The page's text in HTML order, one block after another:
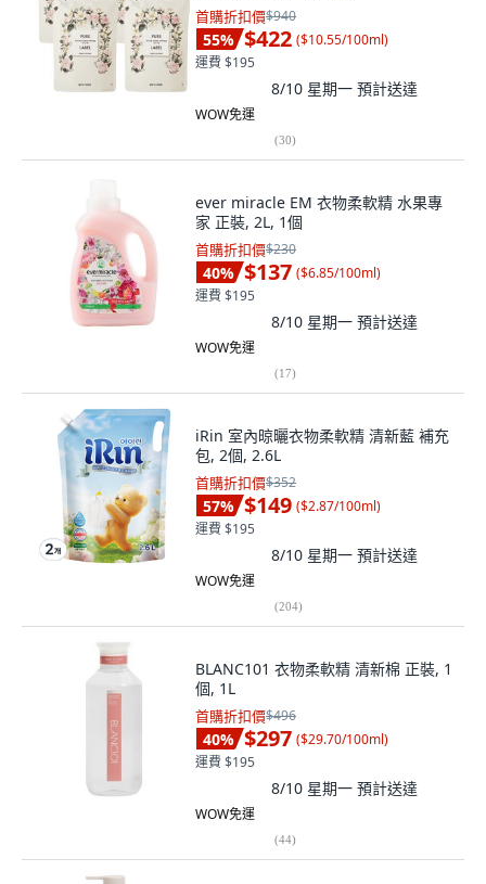
首購折扣價$940
55% $422 ($10.55/100ml)
運費 $195
8/10 星期一 預計送達
WOW免運
(30)
ever miracle EM 衣物柔軟精 水果專
家 正裝, 2L, 1個
首購折扣價$230
40% $137 ($6.85/100ml)
運費 $195
8/10 星期一 預計送達
WOW免運
(17)
iRin 室內晾曬衣物柔軟精 清新藍 補充
包, 2個, 2.6L
首購折扣價$352
57% $149 ($2.87/100ml)
運費 $195
8/10 星期一 預計送達
WOW免運
(204)
BLANC101 衣物柔軟精 清新棉 正裝, 1
個, 1L
首購折扣價$496
40% $297 ($29.70/100ml)
運費 $195
8/10 星期一 預計送達
WOW免運
(44)